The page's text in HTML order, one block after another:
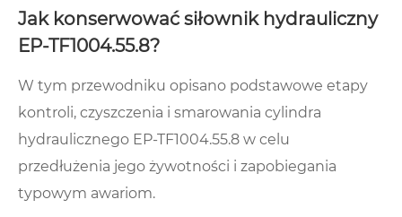
Jak konserwować siłownik hydrauliczny
EP-TF1004.55.8?
W tym przewodniku opisano podstawowe etapy
kontroli, czyszczenia i smarowania cylindra
hydraulicznego EP-TF1004.55.8 w celu
przedłużenia jego żywotności i zapobiegania
typowym awariom.